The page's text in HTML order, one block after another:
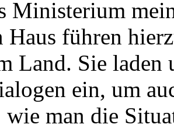
Ministerium
Haus führen
Land. Sie laden
ein, um
wie man die